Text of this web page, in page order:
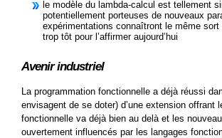
le modèle du lambda-calcul est tellement
potentiellement porteuses de nouveaux
expérimentations connaîtront le même
trop tôt pour l’affirmer aujourd’hui
Avenir industriel
La programmation fonctionnelle a déjà réussi
envisagent de se doter) d’une extension offrant
fonctionnelle va déjà bien au delà et les
ouvertement influencés par les langages